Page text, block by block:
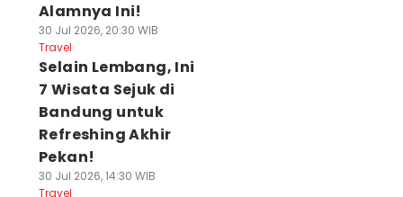
Alamnya Ini!
30 Jul 2026, 20:30 WIB
Travel
Selain Lembang, Ini
7 Wisata Sejuk di
Bandung untuk
Refreshing Akhir
Pekan!
30 Jul 2026, 14:30 WIB
Travel